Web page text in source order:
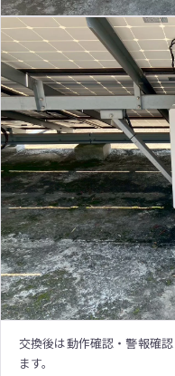
交換後は動作確認・警報確
ます。